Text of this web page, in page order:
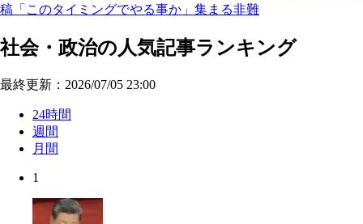
稿「このタイミングでやる事か」集まる非難
社会・政治の人気記事ランキング
最終更新：2026/07/05 23:00
24時間
週間
月間
1